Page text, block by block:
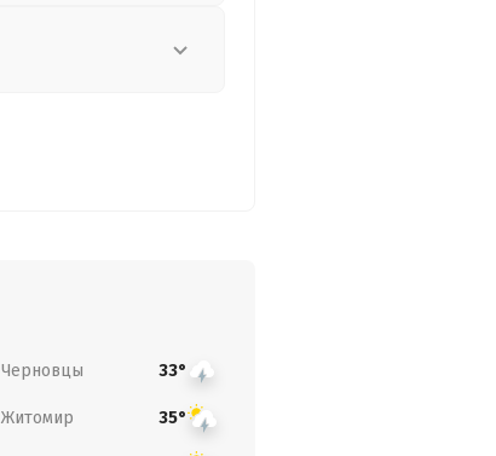
Черновцы 33°
Житомир 35°